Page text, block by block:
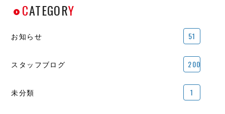
CATEGORY
お知らせ 51
スタッフブログ 200
未分類 1